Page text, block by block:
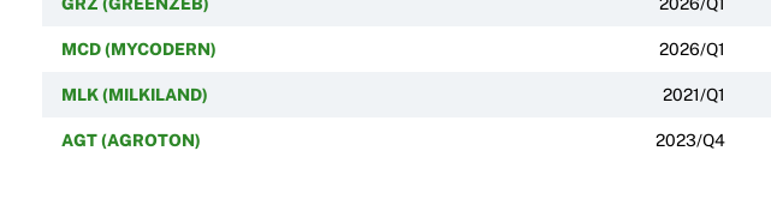
MCD (MYCODERN) 2026/Q1
MLK (MILKILAND) 2021/Q1
AGT (AGROTON) 2023/Q4